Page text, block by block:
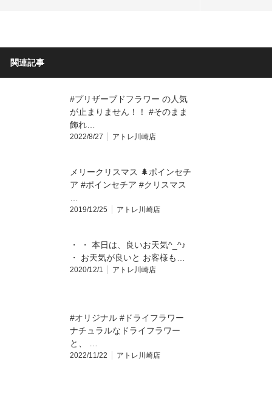
関連記事
#プリザーブドフラワー の人気
が止まりません！！ #そのまま
飾れ…
2022/8/27 アトレ川崎店
メリークリスマス 🌲ポインセチ
ア #ポインセチア #クリスマス
2019/12/25 アトレ川崎店
・ ・ 本日は、良いお天気^_^♪
・ お天気が良いと お客様も…
2020/12/1 アトレ川崎店
#オリジナル #ドライフラワー
ナチュラルなドライフラワー
と、 …
2022/11/22 アトレ川崎店